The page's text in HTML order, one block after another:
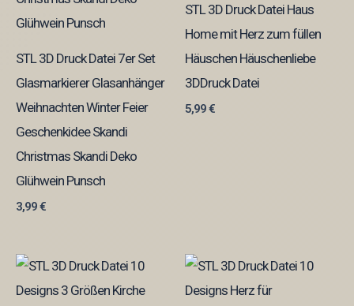
STL 3D Druck Datei 7er Set
Glasmarkierer Glasanhänger
Weihnachten Winter Feier
Geschenkidee Skandi
Christmas Skandi Deko
Glühwein Punsch
3,99€
STL 3D Druck Datei Haus
Home mit Herz zum füllen
Häuschen Häuschenliebe
3DDruck Datei
5,99€